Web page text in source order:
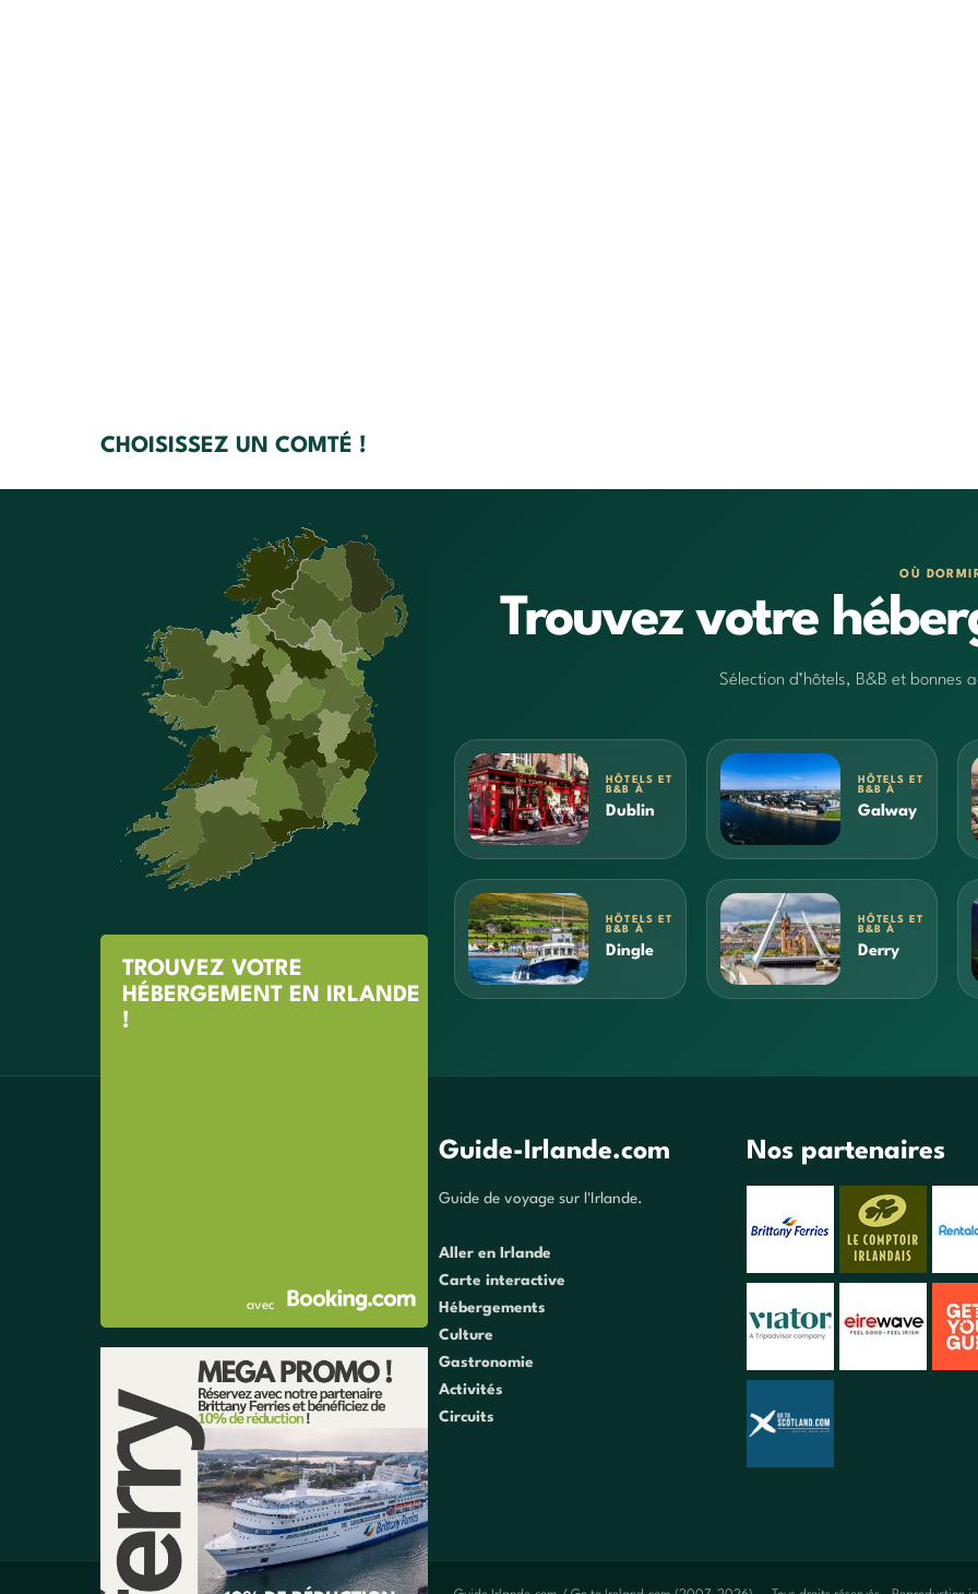
CHOISISSEZ UN COMTÉ !
TROUVEZ VOTRE
HÉBERGEMENT EN IRLANDE
!
avec
OÙ
Trouvez votre
Sélection d’hôtels, B&B et bonnes
HÔTELS ET
B&B À
Dublin
HÔTELS ET
B&B À
Galway
HÔTELS ET
B&B À
Dingle
HÔTELS ET
B&B À
Derry
Guide-Irlande.com
Guide de voyage sur l'Irlande.
Aller en Irlande
Carte interactive
Hébergements
Culture
Gastronomie
Activités
Circuits
Nos partenaires